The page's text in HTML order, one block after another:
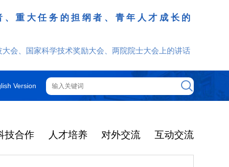
重大任务的担纲者、青年人才成长的
会、国家科学技术奖励大会、两院院士大会上的讲话
Version
技合作 人才培养 对外交流 互动交流